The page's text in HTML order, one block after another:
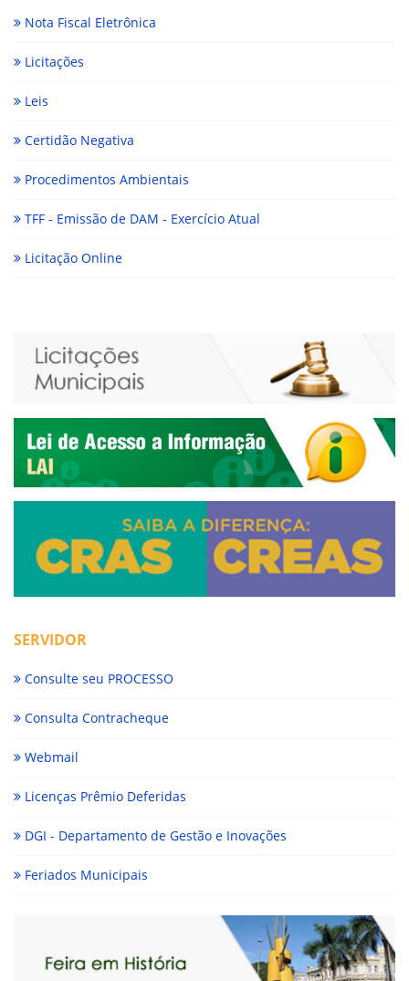
Nota Fiscal Eletrônica
Licitações
Leis
Certidão Negativa
Procedimentos Ambientais
TFF - Emissão de DAM - Exercício Atual
Licitação Online
SERVIDOR
Consulte seu PROCESSO
Consulta Contracheque
Webmail
Licenças Prêmio Deferidas
DGI - Departamento de Gestão e Inovações
Feriados Municipais